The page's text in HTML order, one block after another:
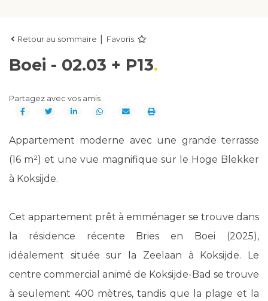
Retour au sommaire Favoris
Boei - 02.03 + P13
Partagez avec vos amis
Appartement moderne avec une grande terrasse
(16 m²) et une vue magnifique sur le Hoge Blekker
à Koksijde.
Cet appartement prêt à emménager se trouve dans
la résidence récente Bries en Boei (2025),
idéalement située sur la Zeelaan à Koksijde. Le
centre commercial animé de Koksijde-Bad se trouve
à seulement 400 mètres, tandis que la plage et la